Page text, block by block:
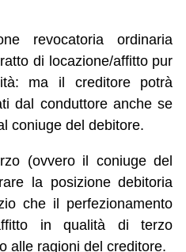
revocatoria ordinaria
di locazione/affitto pur
ma il creditore potrà
dal conduttore anche se
coniuge del debitore.
(ovvero il coniuge del
la posizione debitoria
che il perfezionamento
in qualità di terzo
alle ragioni del creditore.